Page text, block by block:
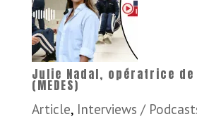
Julie Nadal, opératrice
(MEDES)
Article, Interviews /